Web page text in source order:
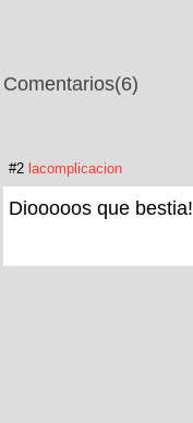
Comentarios(6)
#2 lacomplicacion
Diooooos que bestia!